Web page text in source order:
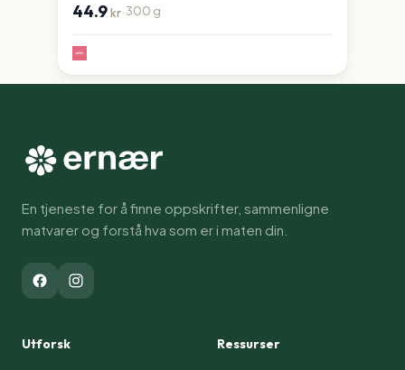
44.9kr·300 g
En tjeneste for å finne oppskrifter, sammenligne
matvarer og forstå hva som er i maten din.
Utforsk Ressurser